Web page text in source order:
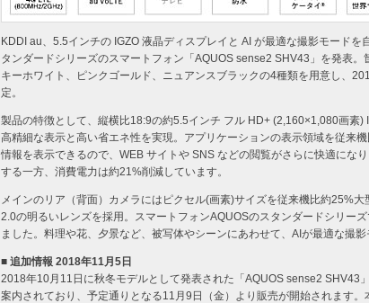
KDDI au、5.5インチの IGZO 液晶ディスプレイと AI が最適な撮影モードを
タンダードシリーズのスマートフォン「AQUOS sense2 SHV43」を発表
キーホワイト、ピンクゴールド、ニュアンスブラックの4種類を用意し、
定。
製品の特徴として、縦横比18:9の約5.5インチ フル HD+ (2,160×1,080画素)
高精細な表示と高い省エネ性を実現。アプリケーションの表示領域を従来
情報を表示できるので、WEB サイトや SNS などの閲覧がさらに快適にな
する一方、消費電力は約21%削減しています。
メインのリア（背面）カメラにはピクセル(画素)サイズを従来機比約25%
2.0の明るいレンズを採用。スマートフォンAQUOSのスタンダードシリー
ました。料理や花、夕景など、被写体やシーンにあわせて、AIが最適な撮影
■ 追加情報 2018年11月5日
2018年10月11日に秋冬モデルとして発表された「AQUOS sense2 SHV43
案内されており、予定通りとなる11月9日（金）より販売が開始されます。